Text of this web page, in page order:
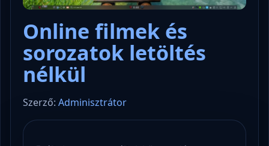
Online filmek és
sorozatok letöltés
nélkül
Szerző: Adminisztrátor